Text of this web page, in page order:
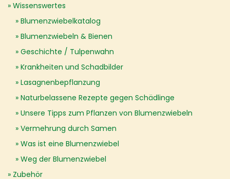
Wissenswertes
Blumenzwiebelkatalog
Blumenzwiebeln & Bienen
Geschichte / Tulpenwahn
Krankheiten und Schadbilder
Lasagnenbepflanzung
Naturbelassene Rezepte gegen Schädlinge
Unsere Tipps zum Pflanzen von Blumenzwiebeln
Vermehrung durch Samen
Was ist eine Blumenzwiebel
Weg der Blumenzwiebel
Zubehör